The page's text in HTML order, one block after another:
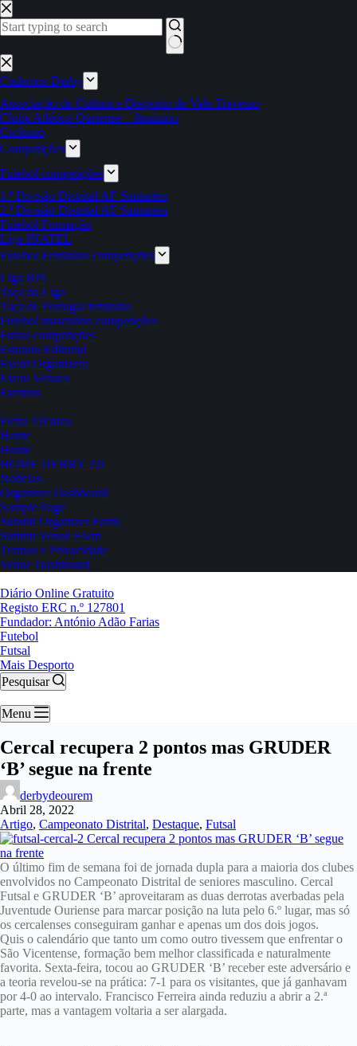
Pular
para
o
Sem
resultados
Cadernos Derby
Associação de Cultura e Desporto de Vale Travesso
Clube Atlético Ouriense – feminino
Ciclismo
Competições
Futebol competições
1.ª Divisão Distrital AF Santarém
2.ª Divisão Distrital AF Santarém
Futebol Formação
Liga INATEL
Futebol Feminino competições
Liga BPI
Taça da Liga
Taça de Portugal feminina
Futebol masculino competições
Futsal competições
Estatuto Editorial
Event Organizers
Event Venues
Eventos
Ficha Técnica
Home
Home
HOME DERBY 2.0
Notícias
Organizer Dashboard
Sample Page
Submit Organizer Form
Submit Venue Form
Termos e Privacidade
Venue Dashboard
Diário Online Gratuito
Registo ERC n.º 127801
Fundador: António Adão Farias
Futebol
Futsal
Mais Desporto
Pesquisar
Menu
Cercal recupera 2 pontos mas GRUDER
‘B’ segue na frente
derbydeourem
Abril 28, 2022
Artigo, Campeonato Distrital, Destaque, Futsal
O último fim de semana foi de jornada dupla para a maioria dos clubes
envolvidos no Campeonato Distrital de seniores masculino. Cercal
Futsal e GRUDER ‘B’ aproveitaram as duas derrotas averbadas pela
Juventude Ouriense para marcar posição na luta pelo 6.º lugar, mas só
os cercalenses conseguiram ganhar e apenas um dos dois jogos.
Quis o calendário que tanto um como outro tivessem que enfrentar o
São Vicentense, formação bem melhor classificada e naturalmente
favorita. Sexta-feira, tocou ao GRUDER ‘B’ receber este adversário e
a teoria revelou-se na prática: 7-1 para os visitantes, que já ganhavam
por 4-0 ao intervalo. Francisco Ferreira ainda reduziu a abrir a 2.ª
parte, mas a vantagem voltaria a ser alargada.